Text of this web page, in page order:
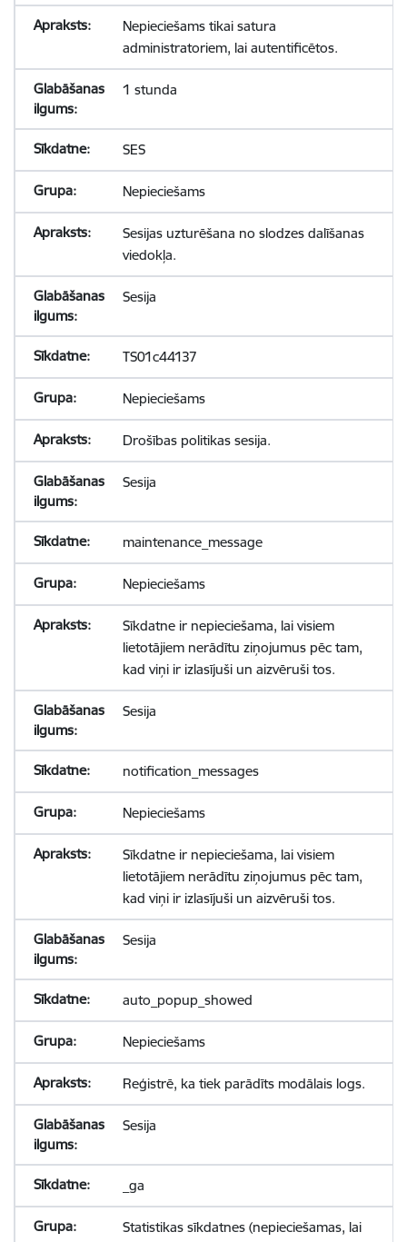
Nepieciešams tikai satura
administratoriem, lai autentificētos.
1 stunda
SES
Nepieciešams
Sesijas uzturēšana no slodzes dalīšanas
viedokļa.
Sesija
TS01c44137
Nepieciešams
Drošības politikas sesija.
Sesija
maintenance_message
Nepieciešams
Sīkdatne ir nepieciešama, lai visiem
lietotājiem nerādītu ziņojumus pēc tam,
kad viņi ir izlasījuši un aizvēruši tos.
Sesija
notification_messages
Nepieciešams
Sīkdatne ir nepieciešama, lai visiem
lietotājiem nerādītu ziņojumus pēc tam,
kad viņi ir izlasījuši un aizvēruši tos.
Sesija
auto_popup_showed
Nepieciešams
Reģistrē, ka tiek parādīts modālais logs.
Sesija
_ga
Statistikas sīkdatnes (nepieciešamas, lai